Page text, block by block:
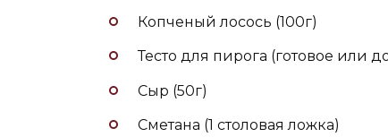
Копченый лосось (100г)
Тесто для пирога (готовое или
Сыр (50г)
Сметана (1 столовая ложка)